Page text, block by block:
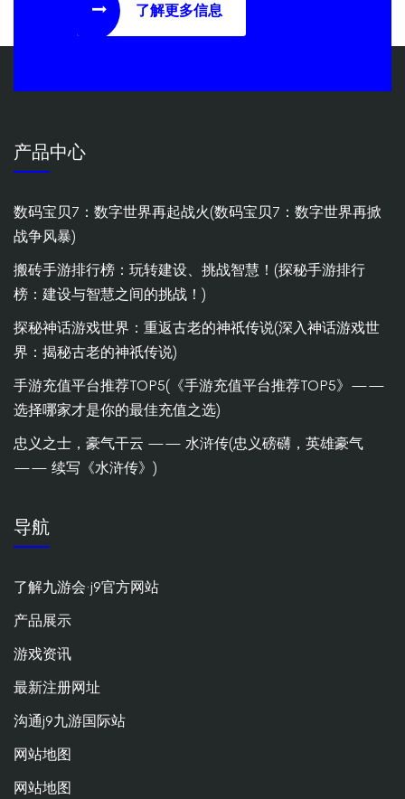
了解更多信息
产品中心
数码宝贝7：数字世界再起战火(数码宝贝7：数字世界再掀
战争风暴)
搬砖手游排行榜：玩转建设、挑战智慧！(探秘手游排行
榜：建设与智慧之间的挑战！)
探秘神话游戏世界：重返古老的神祇传说(深入神话游戏世
界：揭秘古老的神祇传说)
手游充值平台推荐TOP5(《手游充值平台推荐TOP5》——
选择哪家才是你的最佳充值之选)
忠义之士，豪气干云 —— 水浒传(忠义磅礴，英雄豪气
—— 续写《水浒传》)
导航
了解九游会·j9官方网站
产品展示
游戏资讯
最新注册网址
沟通j9九游国际站
网站地图
网站地图